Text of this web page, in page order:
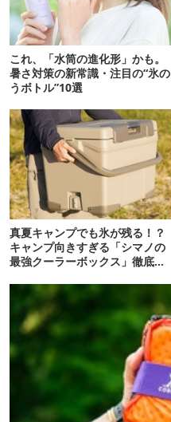
これ、「水筒の進化形」かも。
暑さ対策の新常識・注目の“氷の
うボトル”10選
真夏キャンプでも氷が残る！？
キャンプ向きすぎる「シマノの
最強クーラーボックス」徹底解